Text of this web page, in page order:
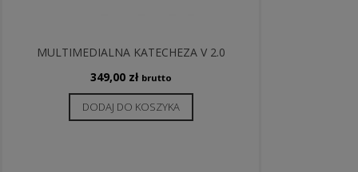
MULTIMEDIALNA KATECHEZA V 2.0
349,00 zł brutto
DODAJ DO KOSZYKA